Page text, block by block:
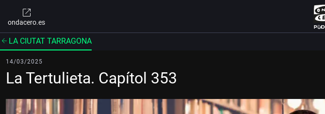
ondacero.es
LA CIUTAT TARRAGONA
14/03/2025
La Tertulieta. Capítol 353